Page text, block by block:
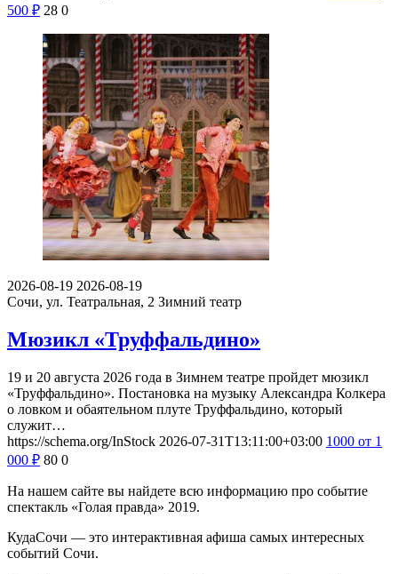
500 ₽ 28 0
2026-08-19 2026-08-19
Сочи, ул. Театральная, 2 Зимний театр
Мюзикл «Труффальдино»
19 и 20 августа 2026 года в Зимнем театре пройдет мюзикл
«Труффальдино». Постановка на музыку Александра Колкера
о ловком и обаятельном плуте Труффальдино, который
служит…
https://schema.org/InStock 2026-07-31T13:11:00+03:00 1000 от 1
000 ₽ 80 0
На нашем сайте вы найдете всю информацию про событие
спектакль «Голая правда» 2019.
КудаСочи — это интерактивная афиша самых интересных
событий Сочи.